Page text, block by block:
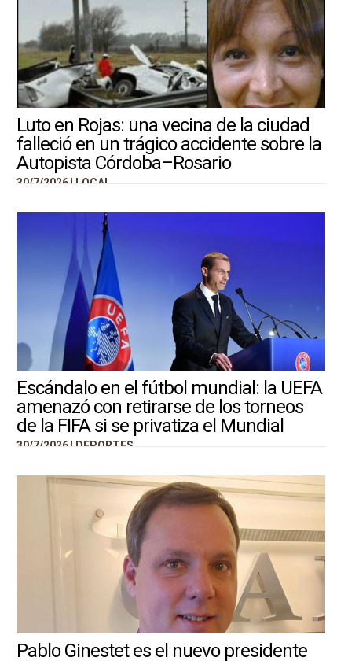
Luto en Rojas: una vecina de la ciudad
falleció en un trágico accidente sobre la
Autopista Córdoba–Rosario
30/7/2026 | LOCAL
Escándalo en el fútbol mundial: la UEFA
amenazó con retirarse de los torneos
de la FIFA si se privatiza el Mundial
30/7/2026 | DEPORTES
Pablo Ginestet es el nuevo presidente